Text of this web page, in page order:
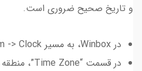
و تاریخ صحیح ضروری است.
در Winbox، به مسیر System -> Clock بروید.
در قسمت “Time Zone”، منطقه زمانی خود را انتخاب کنید.